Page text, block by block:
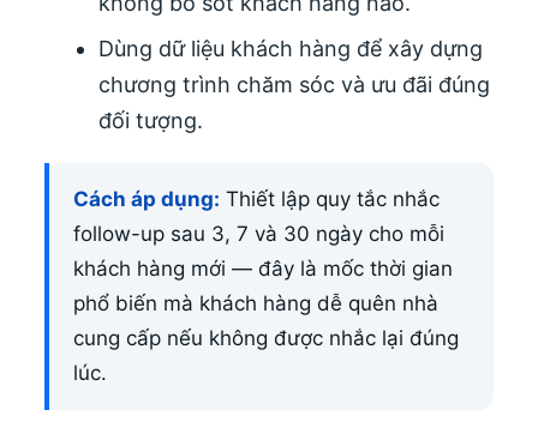
Dùng dữ liệu khách hàng để xây dựng
chương trình chăm sóc và ưu đãi đúng
đối tượng.
Cách áp dụng: Thiết lập quy tắc nhắc
follow-up sau 3, 7 và 30 ngày cho mỗi
khách hàng mới — đây là mốc thời gian
phổ biến mà khách hàng dễ quên nhà
cung cấp nếu không được nhắc lại đúng
lúc.